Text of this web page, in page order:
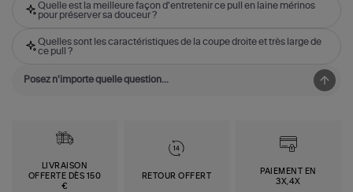
Quelle est la meilleure façon d'entretenir ce pull en laine mérinos
pour préserver sa douceur ?
Quelles sont les caractéristiques de la coupe droite et très large de
ce pull ?
LIVRAISON
OFFERTE DÈS 150
€
RETOUR OFFERT
PAIEMENT EN
3X,4X